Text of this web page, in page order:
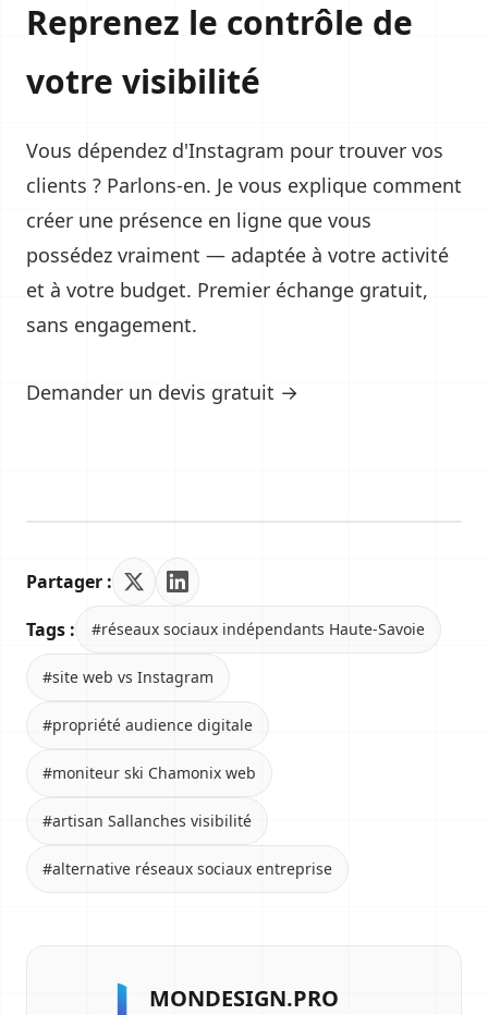
Reprenez le contrôle de
votre visibilité
Vous dépendez d'Instagram pour trouver vos
clients ? Parlons-en. Je vous explique comment
créer une présence en ligne que vous
possédez vraiment — adaptée à votre activité
et à votre budget. Premier échange gratuit,
sans engagement.
Demander un devis gratuit →
Partager :
Tags :
#réseaux sociaux indépendants Haute-Savoie
#site web vs Instagram
#propriété audience digitale
#moniteur ski Chamonix web
#artisan Sallanches visibilité
#alternative réseaux sociaux entreprise
MONDESIGN.PRO